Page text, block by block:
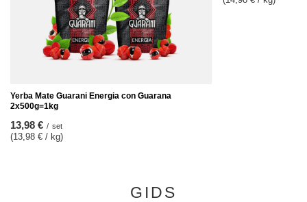
Yerba Mate Guarani Energia con Guarana
2x500g=1kg
13,98 € / set
(13,98 € / kg)
GIDS